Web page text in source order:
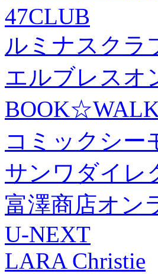
47CLUB
ルミナスクラ
エルブレスオ
コミックシー
サンワダイレ
富澤商店オン
U-NEXT
LARA Christie